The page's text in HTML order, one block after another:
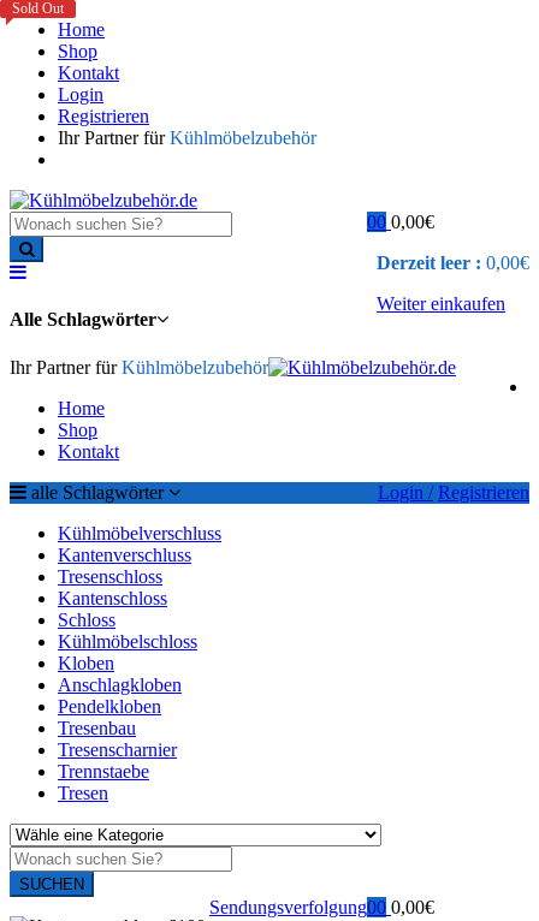
Home
Shop
Kontakt
Login
Registrieren
Ihr Partner fürKühlmöbelzubehör
0 0,00€
Derzeit leer : 0,00€
Weiter einkaufen
0
Alle Schlagwörter
Ihr Partner fürKühlmöbelzubehör
Home
Shop
Kontakt
Login / Registrieren
alle Schlagwörter
Kühlmöbelverschluss
Kantenverschluss
Tresenschloss
Kantenschloss
Schloss
Kühlmöbelschloss
Kloben
Anschlagkloben
Pendelkloben
Tresenbau
Tresenscharnier
Trennstaebe
Tresen
SUCHEN
0 0,00€
0
Sendungsverfolgung
Sold Out